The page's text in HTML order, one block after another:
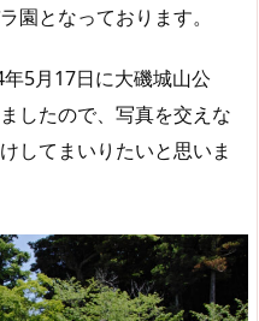
園となっております。
5月17日に大磯城山公
したので、写真を交えな
してまいりたいと思いま